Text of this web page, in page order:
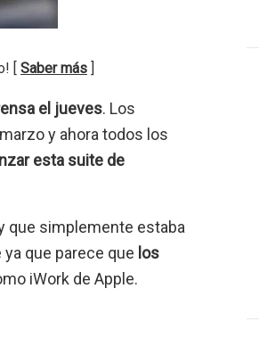
[ Saber más ]
el jueves. Los
y ahora todos los
esta suite de
que simplemente estaba
que parece que los
iWork de Apple.